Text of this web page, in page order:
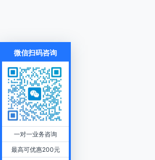
微信扫码咨询
一对一业务咨询
最高可优惠200元